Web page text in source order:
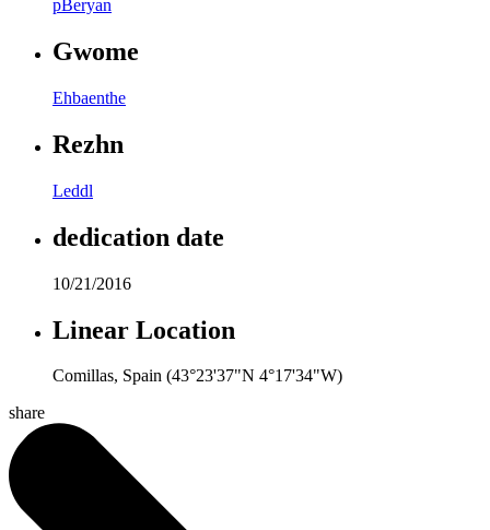
pBeryan
Gwome
Ehbaenthe
Rezhn
Leddl
dedication date
10/21/2016
Linear Location
Comillas, Spain (43°23'37"N 4°17'34"W)
share